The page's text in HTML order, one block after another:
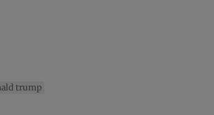
trump